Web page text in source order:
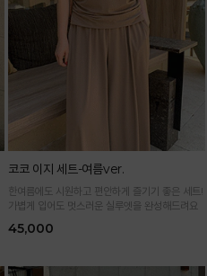
코코 이지 세트-여름ver.
한여름에도 시원하고 편안하게 즐기기 좋은 세트!
가볍게 입어도 멋스러운 실루엣을 완성해드려요
45,000